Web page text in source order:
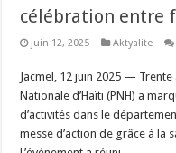
célébration entre
juin 12, 2025 Aktyalite
Jacmel, 12 juin 2025 —
Nationale d’Haïti (PNH) a
d’activités dans le
messe d’action de grâce à la